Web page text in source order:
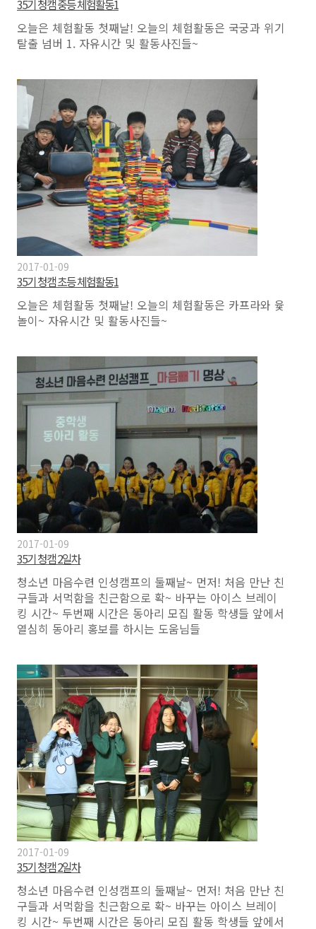
35기 청캠 중등 체험활동1
오늘은 체험활동 첫째날! 오늘의 체험활동은 국궁과 위기
탈출 넘버 1. 자유시간 및 활동사진들~
2017-01-09
35기 청캠 초등 체험활동1
오늘은 체험활동 첫째날! 오늘의 체험활동은 카프라와 윷
놀이~ 자유시간 및 활동사진들~
2017-01-09
35기 청캠 2일차
청소년 마음수련 인성캠프의 둘째날~ 먼저! 처음 만난 친
구들과 서먹함을 친근함으로 확~ 바꾸는 아이스 브레이
킹 시간~ 두번째 시간은 동아리 모집 활동 학생들 앞에서
열심히 동아리 홍보를 하시는 도움님들
2017-01-09
35기 청캠 2일차
청소년 마음수련 인성캠프의 둘째날~ 먼저! 처음 만난 친
구들과 서먹함을 친근함으로 확~ 바꾸는 아이스 브레이
킹 시간~ 두번째 시간은 동아리 모집 활동 학생들 앞에서